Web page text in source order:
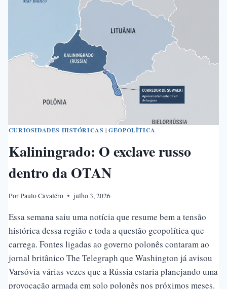
FUNDADORES
CURIOSIDADES HISTÓRICAS |GEOPOLÍTICA
Kaliningrado: O exclave russo
dentro da OTAN
PorPaulo Cavaléro julho 3, 2026
Essa semana saiu uma notícia que resume bem a tensão
histórica dessa região e toda a questão geopolítica que
carrega. Fontes ligadas ao governo polonês contaram ao
jornal britânico The Telegraph que Washington já avisou
Varsóvia várias vezes que a Rússia estaria planejando uma
provocação armada em solo polonês nos próximos meses.